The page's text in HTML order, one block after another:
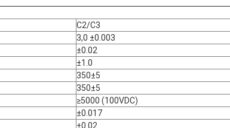
C2/C3
3,0 ±0.003
±0.02
±1.0
350±5
350±5
≥5000 (100VDC)
±0.017
±0.02